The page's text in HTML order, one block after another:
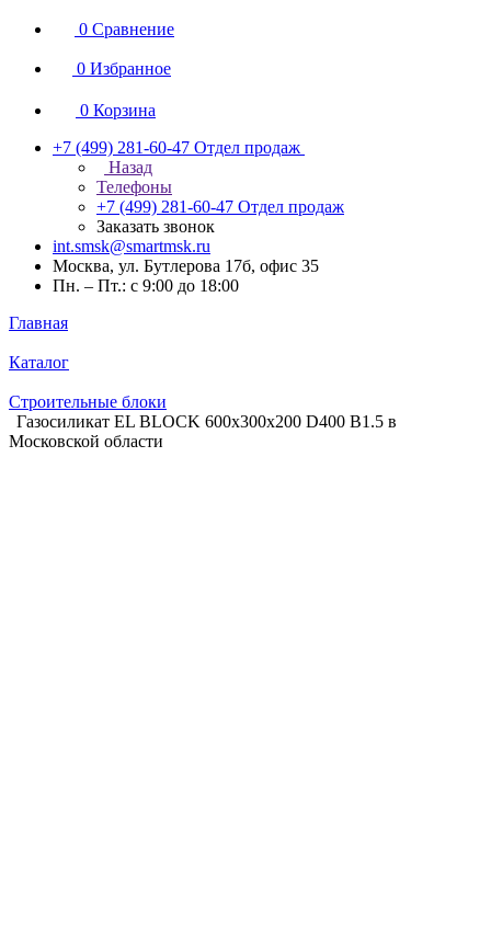
0 Сравнение
0 Избранное
0 Корзина
+7 (499) 281-60-47 Отдел продаж
Назад
Телефоны
+7 (499) 281-60-47 Отдел продаж
Заказать звонок
int.smsk@smartmsk.ru
Москва, ул. Бутлерова 17б, офис 35
Пн. – Пт.: с 9:00 до 18:00
Главная
Каталог
Строительные блоки
Газосиликат EL BLOCK 600х300х200 D400 В1.5 в
Московской области